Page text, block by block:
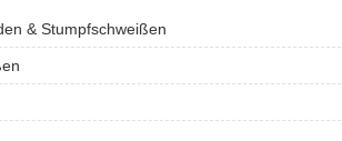
& Stumpfschweißen